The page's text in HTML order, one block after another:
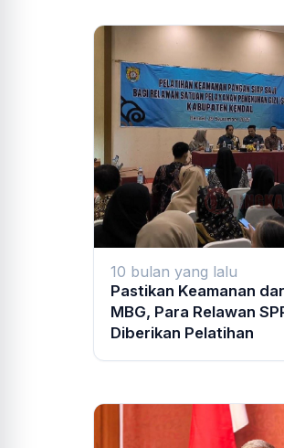
10 bulan yang lalu
Pastikan Keamanan
MBG, Para Relawan
Diberikan Pelatihan